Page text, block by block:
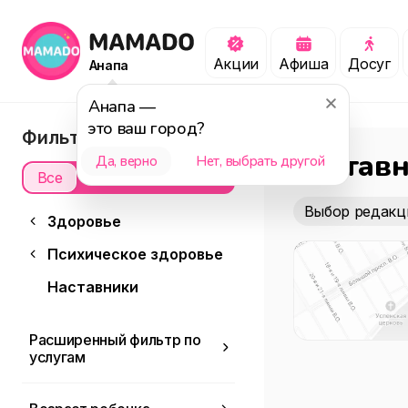
Анапа
Анапа —
это ваш город?
Да, верно Нет, выбрать другой
Акции Афиша Досуг
Фильтры
Все
Здоровье
Психическое здоровье
Наставники
Расширенный фильтр по
услугам
детей с ОВЗ
Выбор